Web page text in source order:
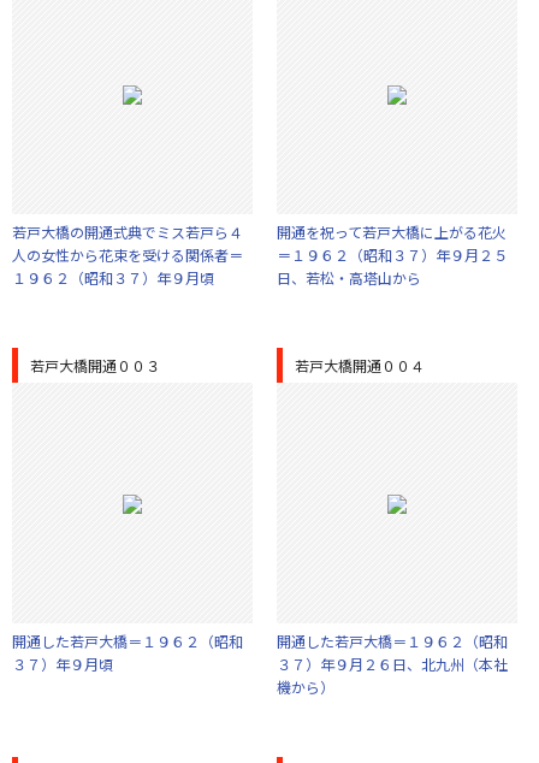
若戸大橋の開通式典でミス若戸ら４
人の女性から花束を受ける関係者＝
１９６２（昭和３７）年９月頃
開通を祝って若戸大橋に上がる花火
＝１９６２（昭和３７）年９月２５
日、若松・高塔山から
若戸大橋開通００３
開通した若戸大橋＝１９６２（昭和
３７）年９月頃
若戸大橋開通００４
開通した若戸大橋＝１９６２（昭和
３７）年９月２６日、北九州（本社
機から）